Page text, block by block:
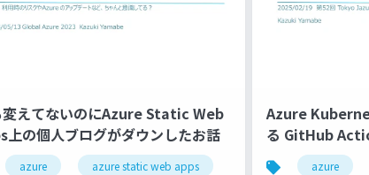
変えてないのにAzure Static Web
上の個人ブログがダウンしたお話
azure azure static web apps
Azure
る GitHub
azure